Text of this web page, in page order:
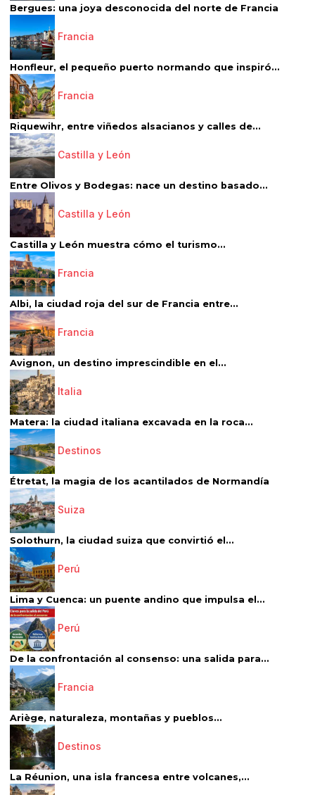
Bergues: una joya desconocida del norte de Francia
Francia
Honfleur, el pequeño puerto normando que inspiró...
Francia
Riquewihr, entre viñedos alsacianos y calles de...
Castilla y León
Entre Olivos y Bodegas: nace un destino basado...
Castilla y León
Castilla y León muestra cómo el turismo...
Francia
Albi, la ciudad roja del sur de Francia entre...
Francia
Avignon, un destino imprescindible en el...
Italia
Matera: la ciudad italiana excavada en la roca...
Destinos
Étretat, la magia de los acantilados de Normandía
Suiza
Solothurn, la ciudad suiza que convirtió el...
Perú
Lima y Cuenca: un puente andino que impulsa el...
Perú
De la confrontación al consenso: una salida para...
Francia
Ariège, naturaleza, montañas y pueblos...
Destinos
La Réunion, una isla francesa entre volcanes,...